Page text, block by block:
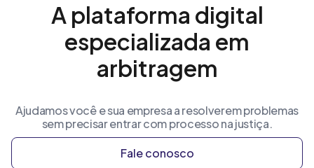
A plataforma digital
especializada em
arbitragem
Ajudamos você e sua empresa a resolverem problemas
sem precisar entrar com processo na justiça.
Fale conosco